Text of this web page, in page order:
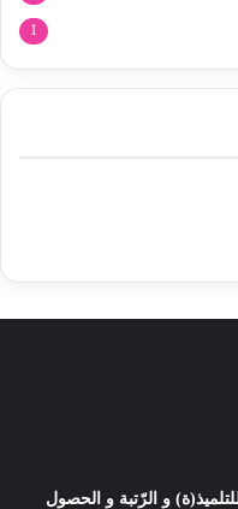
1
و الرّتبة و الحصول